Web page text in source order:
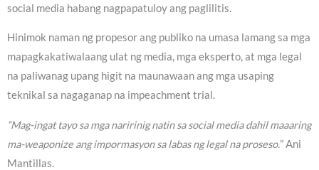
social media habang nagpapatuloy ang paglilitis.
Hinimok naman ng propesor ang publiko na umasa lamang sa mga
mapagkakatiwalaang ulat ng media, mga eksperto, at mga legal
na paliwanag upang higit na maunawaan ang mga usaping
teknikal sa nagaganap na impeachment trial.
“Mag-ingat tayo sa mga naririnig natin sa social media dahil maaaring
ma-weaponize ang impormasyon sa labas ng legal na proseso.” Ani
Mantillas.